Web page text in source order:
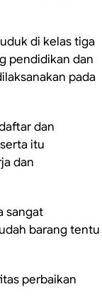
di kelas tiga
pendidikan dan
pada
dan
itu
dan
sangat
barang tentu
perbaikan